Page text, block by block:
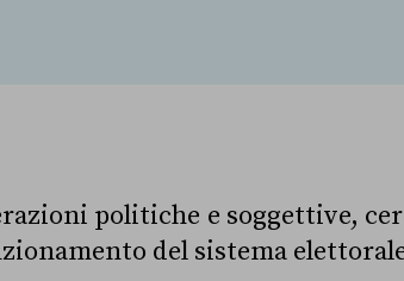
politiche e soggettive,
del sistema